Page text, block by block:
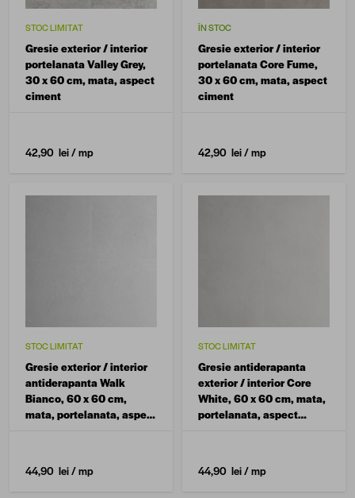
STOC LIMITAT
Gresie exterior / interior
portelanata Valley Grey,
30 x 60 cm, mata, aspect
ciment
42,90 lei/ mp
ÎN STOC
Gresie exterior / interior
portelanata Core Fume,
30 x 60 cm, mata, aspect
ciment
42,90 lei/ mp
STOC LIMITAT
Gresie exterior / interior
antiderapanta Walk
Bianco, 60 x 60 cm,
mata, portelanata, aspect
44,90 lei/ mp
STOC LIMITAT
Gresie antiderapanta
exterior / interior Core
White, 60 x 60 cm, mata,
portelanata, aspect
44,90 lei/ mp